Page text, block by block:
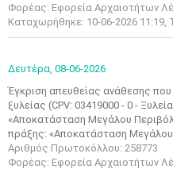
Φορέας: Εφορεία Αρχαιοτήτων
Καταχωρήθηκε: 10-06-2026 11:19,
Δευτέρα, 08-06-2026
Έγκριση απευθείας ανάθεσης
ξυλείας (CPV: 03419000 - 0 -
«Αποκατάσταση Μεγάλου
πράξης: «Αποκατάσταση
Αριθμός Πρωτοκόλλου: 258773
Φορέας: Εφορεία Αρχαιοτήτων